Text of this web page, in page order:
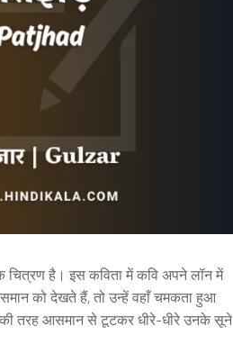
है। इस कविता में कवि अपने लॉन में
को देखते हैं, तो उन्हें वहाँ चमकता हुआ
की तरह आसमान से टूटकर धीरे-धीरे उनके सूने